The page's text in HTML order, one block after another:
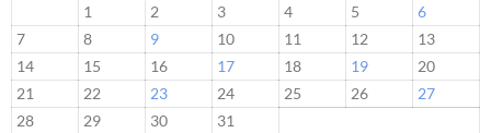
1
2 3 4 5
6
7
8 9 10 11 12
13
14
15 16 17 18 19
20
21
22 23 24 25 26
27
28
29 30 31